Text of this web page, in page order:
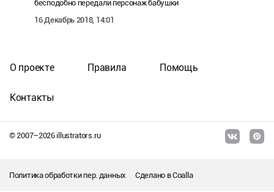
бесподобно передали персонаж бабушки
16 Декабрь 2018, 14:01
© 2007–2026illustrators.ru
О проекте Правила Помощь
Контакты
Политика обработки пер. данных Сделано вCoalla